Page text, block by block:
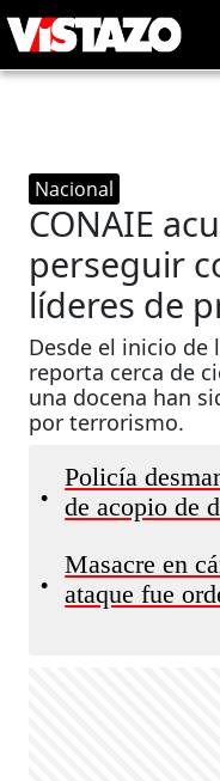
Nacional
CONAIE
perseguir
líderes de
Desde el inicio de
reporta cerca de
una docena han
por terrorismo.
•
Policía
de acopio de
•
Masacre en
ataque fue